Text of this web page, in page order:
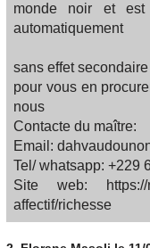
monde noir et
automatiquement
sans effet
pour vous en
nous
Contacte du maître:
Email:
Tel/ whatsapp: +229
Site web: https://
affectif/richesse